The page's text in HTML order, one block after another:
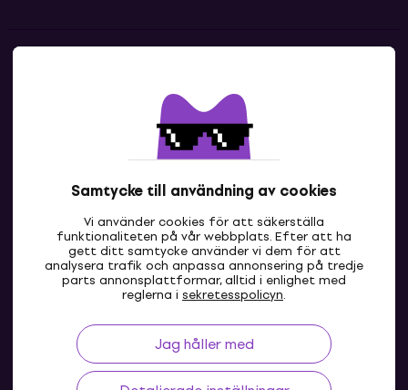
Samtycke till användning av cookies
Vi använder cookies för att säkerställa
funktionaliteten på vår webbplats. Efter att ha
gett ditt samtycke använder vi dem för att
analysera trafik och anpassa annonsering på tredje
parts annonsplattformar, alltid i enlighet med
reglerna i sekretesspolicyn.
Jag håller med
Kontakta oss
SE